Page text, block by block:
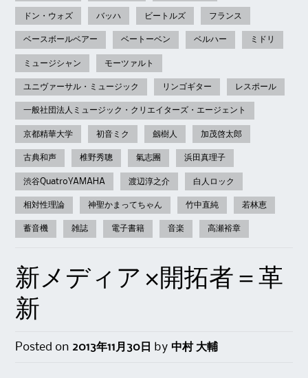
ドン・ウォズ バッハ ビートルズ フランス
ベースボールベアー ベートーベン ベルハー ミドリ
ミュージシャン モーツァルト
ユニヴァーサル・ミュージック リンゴギター レスポール
一般社団法人ミュージック・クリエイターズ・エージェント
京都精華大学 初音ミク 劔樹人 加茂啓太郎
古典和声 椎野秀聰 氣志團 浜田真理子
渋谷QuatroYAMAHA 渡辺淳之介 白人ロック
相対性理論 神聖かまってちゃん 竹中直純 若林恵
蓄音機 雑誌 電子書籍 音楽 高瀬裕章
新メディア×開拓者＝革
新
Posted on 2013年11月30日 by中村 大輔